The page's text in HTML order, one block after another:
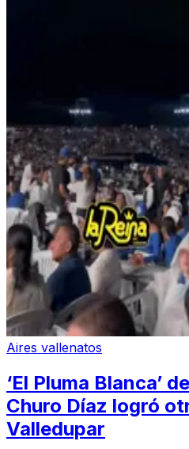
Aires vallenatos
‘El Pluma Blanca’
Churo Díaz logró
Valledupar